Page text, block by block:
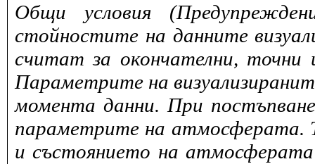
Общи условия
стойностите на данните
считат за окончателни,
Параметрите на
момента данни. При
параметрите на атмосферата.
и състоянието на